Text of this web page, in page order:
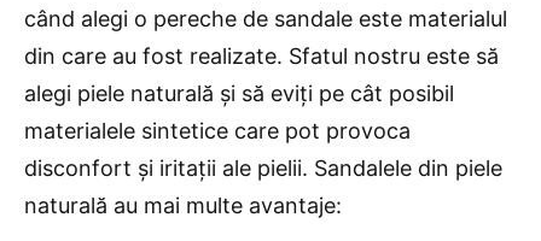
când alegi o pereche de sandale este materialul
din care au fost realizate. Sfatul nostru este să
alegi piele naturală și să eviți pe cât posibil
materialele sintetice care pot provoca
disconfort și iritații ale pielii. Sandalele din piele
naturală au mai multe avantaje: